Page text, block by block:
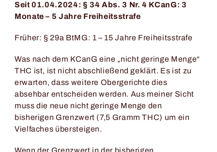
Seit 01.04.2024: § 34 Abs. 3 Nr. 4 KCanG: 3
Monate – 5 Jahre Freiheitsstrafe
Früher: § 29a BtMG: 1 – 15 Jahre Freiheitsstrafe
Was nach dem KCanG eine „nicht geringe Menge“
THC ist, ist nicht abschließend geklärt. Es ist zu
erwarten, dass weitere Obergerichte dies
absehbar entscheiden werden. Aus meiner Sicht
muss die neue nicht geringe Menge den
bisherigen Grenzwert (7,5 Gramm THC) um ein
Vielfaches übersteigen.
Wenn der Grenzwert in der bisherigen